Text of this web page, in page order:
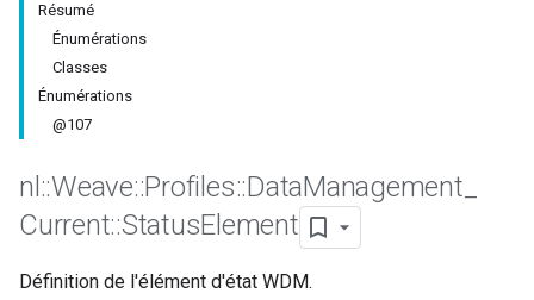
Résumé
Énumérations
Classes
Énumérations
@107
nl ::Weave::Profiles::DataManagement
Current::StatusElement
Définition de l'élément d'état WDM.